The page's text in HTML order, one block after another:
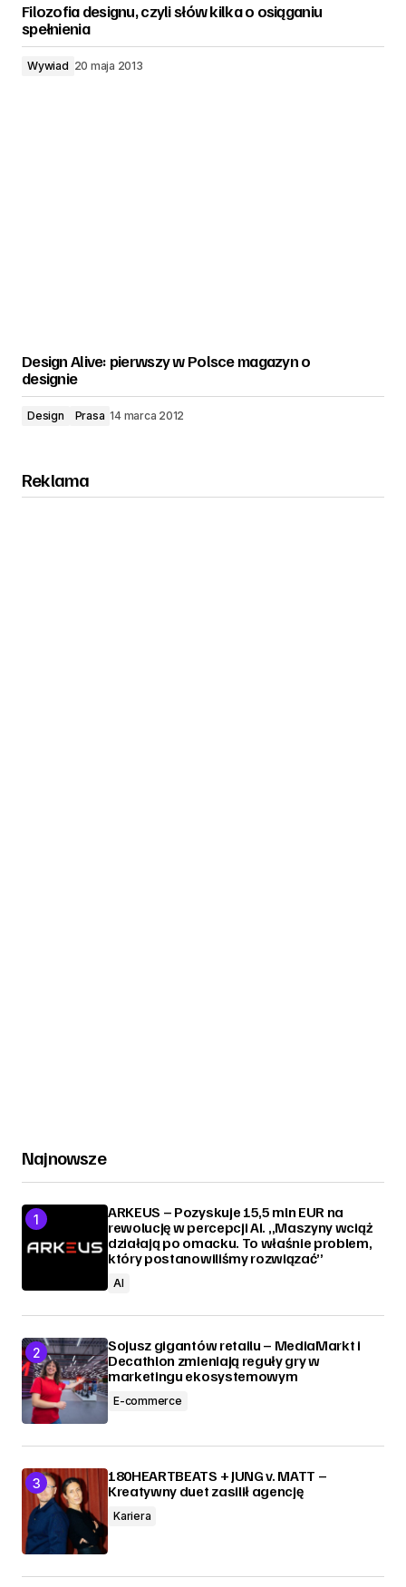
Filozofia designu, czyli słów kilka o osiąganiu
spełnienia
Wywiad 20 maja 2013
Design Alive: pierwszy w Polsce magazyn o
designie
Design Prasa 14 marca 2012
Reklama
Najnowsze
ARKEUS – Pozyskuje 15,5 mln EUR na
rewolucję w percepcji AI. „Maszyny wciąż
działają po omacku. To właśnie problem,
który postanowiliśmy rozwiązać”
AI
Sojusz gigantów retailu – MediaMarkt i
Decathlon zmieniają reguły gry w
marketingu ekosystemowym
E-commerce
180HEARTBEATS + JUNG v. MATT –
Kreatywny duet zasilił agencję
Kariera